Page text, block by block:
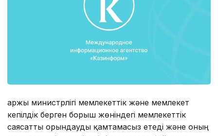
Қаржы министрлігі мемлекеттiк және мемлекет
кепiлдiк берген борыш жөніндегі мемлекеттік
саясатты орындауды қамтамасыз етеді және оның